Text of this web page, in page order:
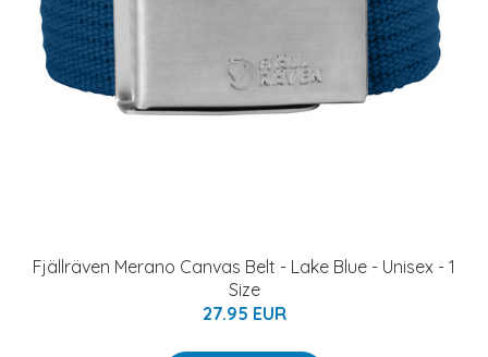
Fjällräven Merano Canvas Belt - Lake Blue - Unisex - 1
Size
27.95 EUR